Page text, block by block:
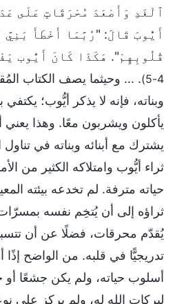
ٱلْغَدِ وَأَصْعَدَ مُحْرَقَاتٍ عَلَى
أَيُّوبَ قَالَ: "رُبَّمَا أَخْطَأَ
قُلُوبِهِمْ". هَكَذَا كَانَ أَيُّوب
4-5)
. ... وحيثما يصف الكتاب
وبناته، فإنه لا يذكر أيُّوب؛ يكتفي
يأكلون ويشربون معًا. وهذا يعني
يشترك مع أبنائه وبناته في
ثراء أيُّوب وامتلاكه الكثير من
حياته مترفة. لم تخدعه بيئته
ثراؤه إلى أن يُتخِم نفسه
يُقدّم محرقات، فضلًا عن أن
تدريجيًّا في قلبه. من الواضح
أسلوب حياته، ولم يكن جشعًا أو
لبركات الله له، ولم يركز على